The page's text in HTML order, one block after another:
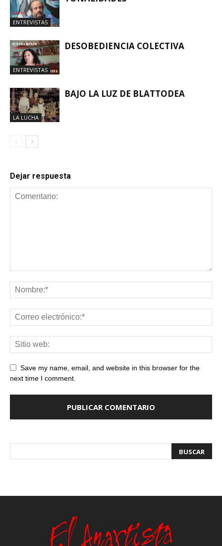
ENTREVISTAS
ENTREVISTAS
DESOBEDIENCIA COLECTIVA
LA LUCHA
BAJO LA LUZ DE BLATTODEA
Dejar respuesta
Save my name, email, and website in this browser for the
next time I comment.